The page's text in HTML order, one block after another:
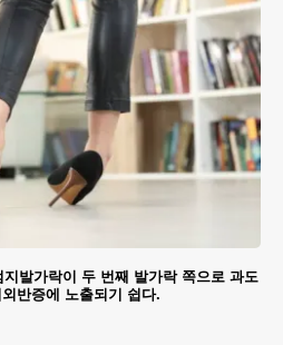
발가락이 두 번째 발가락 쪽으로 과도
반증에 노출되기 쉽다.